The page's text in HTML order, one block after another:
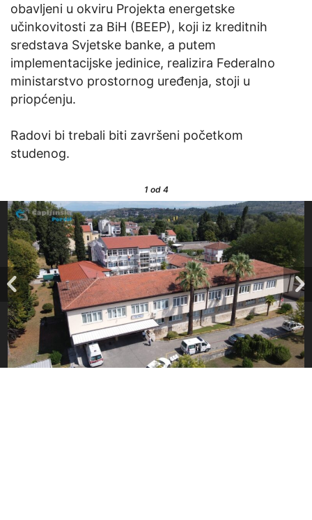
obavljeni u okviru Projekta energetske
učinkovitosti za BiH (BEEP), koji iz kreditnih
sredstava Svjetske banke, a putem
implementacijske jedinice, realizira Federalno
ministarstvo prostornog uređenja, stoji u
priopćenju.
Radovi bi trebali biti završeni početkom
studenog.
1od 4